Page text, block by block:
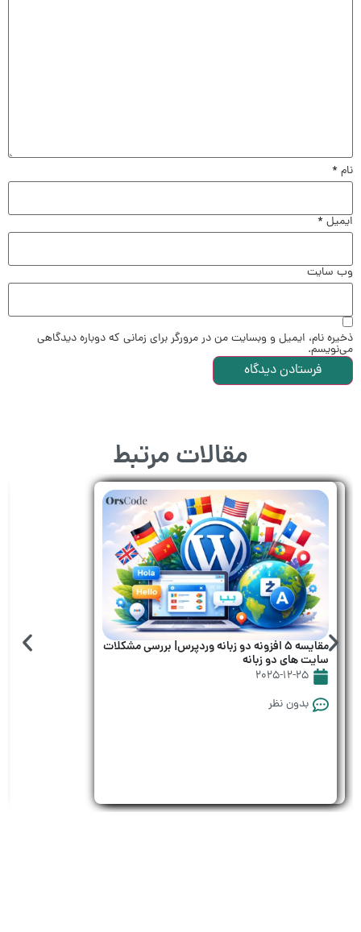
نام*
ایمیل*
وب‌ سایت
ذخیره نام، ایمیل و وبسایت من در مرورگر برای زمانی که دوباره دیدگاهی
می‌نویسم.
مقالات مرتبط
طراحی سایت چند زبانه با وردپرس را حرفه‌ای
یاد بگیرید؛ معرفی و مقایسه بهترین پلاگین‌ها
برای ترجمه و سئو
اینجا بخوانید
مقایسه 5 افزونه دو زبانه وردپرس| بررسی مشکلات
سایت های دو زبانه
2025-12-25
بدون نظر